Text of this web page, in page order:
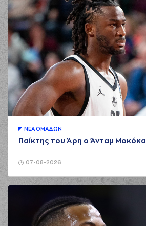
07-08-2026
ΝΕA ΟΜAΔΩΝ
Παίκτης του Άρη ο Άνταμ Μοκόκα